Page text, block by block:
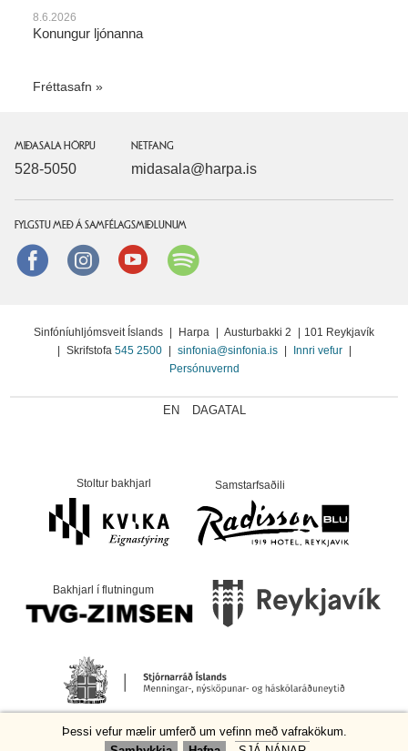
8.6.2026
Konungur ljónanna
Fréttasafn
MIÐASALA HÖRPU
528-5050
NETFANG
midasala@harpa.is
FYLGSTU MEÐ Á SAMFÉLAGSMIÐLUNUM
FacebookinstagramYoutube
Sinfóníuhljómsveit Íslands Harpa Austurbakki 2
101 Reykjavík
Skrifstofa 545 2500 sinfonia@sinfonia.is Innri vefur
Persónuvernd
EN DAGATAL
Stoltur bakhjarl Samstarfsaðili
Bakhjarl í flutningum
Þessi vefur mælir umferð um vefinn með vafrakökum.